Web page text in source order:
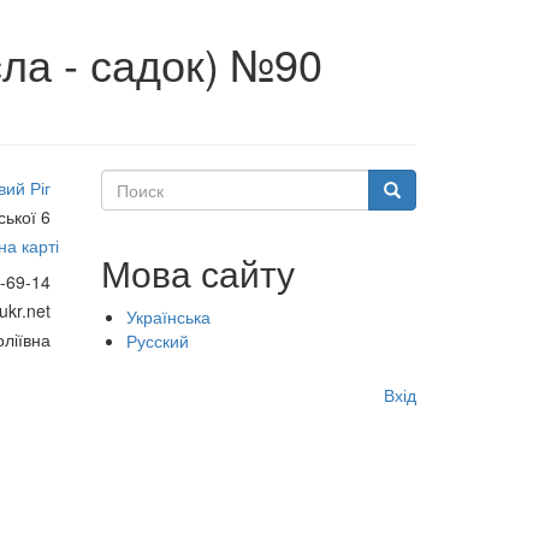
- садок) №90
Ріг
6
карті
69-14
Поиск Поиск
Мова сайту
Українська
Русский
Вхід